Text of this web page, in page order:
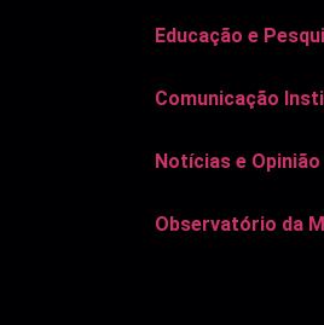
Educação e
Comunicação
Notícias e Opinião
Observatório da